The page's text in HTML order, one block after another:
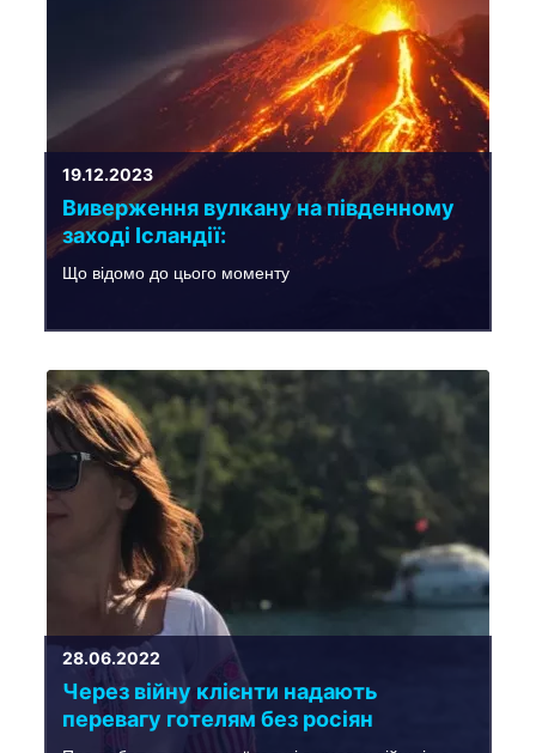
19.12.2023
Виверження вулкану на південному
заході Ісландії:
Що відомо до цього моменту
28.06.2022
Через війну клієнти надають
перевагу готелям без росіян